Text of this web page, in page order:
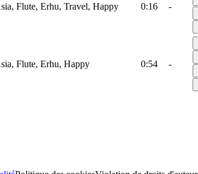
Flute, Erhu, Travel, Happy 0:16 -
Flute, Erhu, Happy 0:54 -